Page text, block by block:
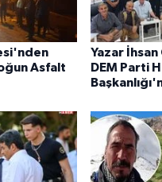
Asfalt
Yazar
DEM Parti